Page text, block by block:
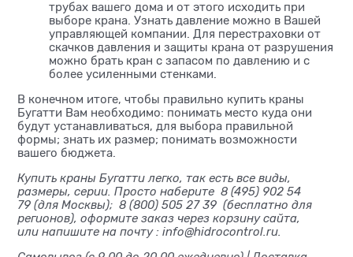
трубах вашего дома и от этого исходить при
выборе крана. Узнать давление можно в Вашей
управляющей компании. Для перестраховки от
скачков давления и защиты крана от разрушения
можно брать кран с запасом по давлению и с
более усиленными стенками.
В конечном итоге, чтобы правильно купить краны
Бугатти Вам необходимо: понимать место куда они
будут устанавливаться, для выбора правильной
формы; знать их размер; понимать возможности
вашего бюджета.
Купить краны Бугатти легко, так есть все виды,
размеры, серии. Просто наберите 8 (495) 902 54
79 (для Москвы); 8 (800) 505 27 39 (бесплатно для
регионов), оформите заказ через корзину сайта,
или напишите на почту : info@hidrocontrol.ru.